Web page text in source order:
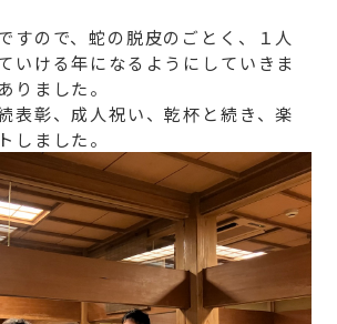
すので、蛇の脱皮のごとく、１人
いける年になるようにしていきま
りました。
表彰、成人祝い、乾杯と続き、楽
しました。